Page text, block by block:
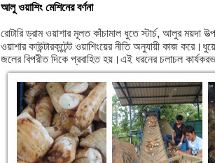
আলু ওয়াশিং মেশিনের বর্ণনা
রোটারি ড্রাম ওয়াশার মূলত কাঁচামাল ধুতে স্টার্চ, আলুর ময়দা
ওয়াশার কাউন্টারকন্টেন্ট ওয়াশিংয়ের নীতি অনুযায়ী কাজ
জলের বিপরীত দিকে প্রবাহিত হয়।এই ধরনের চলাচল